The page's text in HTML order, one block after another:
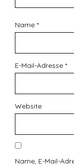
Name *
E-Mail-Adresse *
Website
Name, E-Mail-